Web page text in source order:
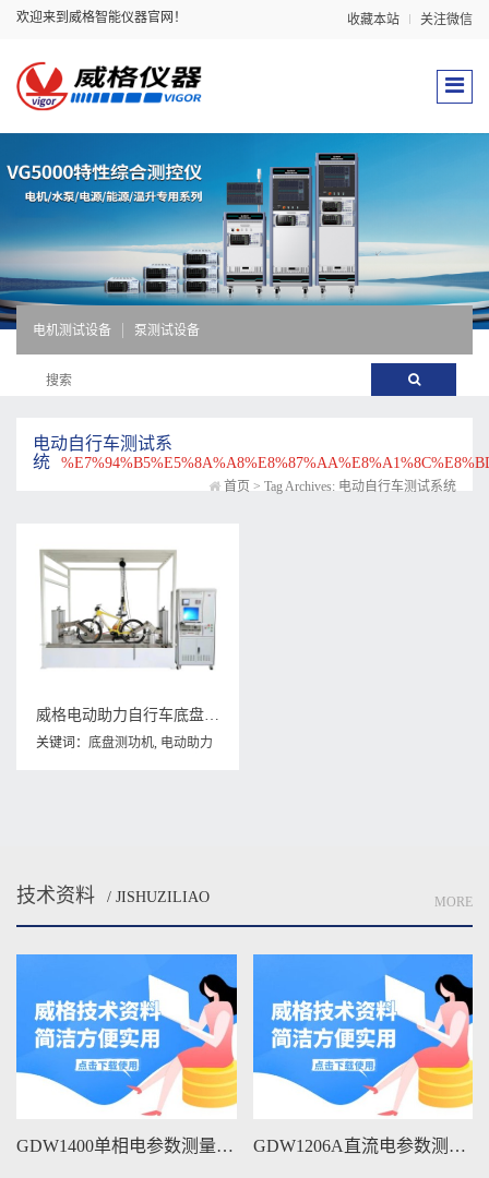
欢迎来到威格智能仪器官网！ 收藏本站 关注微信
电机测试设备 泵测试设备
电动自行车测试系
统
首页 > Tag Archives: 电动自行车测试系统
威格电动助力自行车底盘测功机及整车综合性能出厂测试系统
关键词： 底盘测功机, 电动助力
技术资料 / JISHUZILIAO MORE
GDW1400单相电参数测量仪维修手册下载 GDW1206A直流电参数测量仪维修手册下载